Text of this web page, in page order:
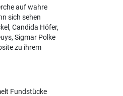
auf wahre
sich sehen
Candida Höfer,
Sigmar Polke
zu ihrem
Fundstücke